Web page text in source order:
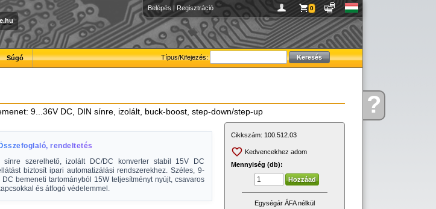
Kérdése?
Belépés | Regisztráció 0
Típus/Kifejezés:
Súgó
9...36V DC, DIN sínre, izolált, buck-boost, step-down/step-up
rendeltetés
sínre szerelhető, izolált DC/DC konverter stabil 15V DC
biztosít ipari automatizálási rendszerekhez. Széles, 9-
DC bemeneti tartományból 15W teljesítményt nyújt, csavaros
és átfogó védelemmel.
Cikkszám: 100.512.03
Kedvencekhez adom
Mennyiség (db):
Egységár ÁFA nélkül